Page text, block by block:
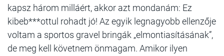
kapsz három milláért, akkor azt mondanám: Ez
kibeb***ottul rohadt jó! Az egyik legnagyobb ellenzője
voltam a sportos gravel bringák „elmontiasításának”,
de meg kell követnem önmagam. Amikor ilyen